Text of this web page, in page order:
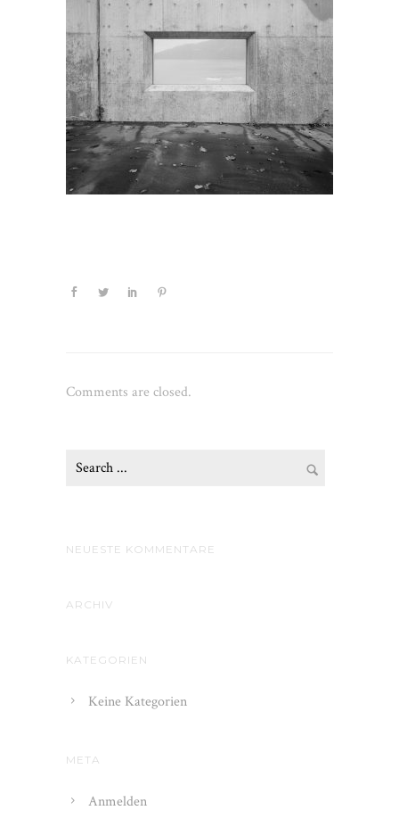
Comments are closed.
NEUESTE KOMMENTARE
ARCHIV
KATEGORIEN
Keine Kategorien
META
Anmelden